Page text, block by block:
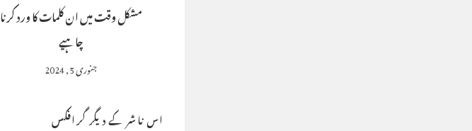
مشکل وقت میں ان کلمات کا ورد کرنا
چاہیے
جنوری 5, 2024
اس ناشر کے دیگر گرافکس